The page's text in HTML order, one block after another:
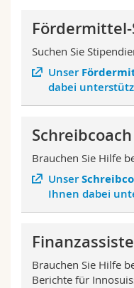
Suchen Sie
Unser
dabei
Brauchen Sie Hilfe
Unser
Ihnen dabei
Brauchen Sie Hilfe
Berichte für